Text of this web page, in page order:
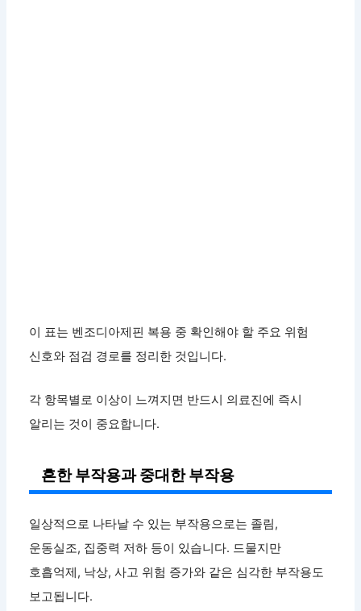
이 표는 벤조디아제핀 복용 중 확인해야 할 주요 위험
신호와 점검 경로를 정리한 것입니다.
각 항목별로 이상이 느껴지면 반드시 의료진에 즉시
알리는 것이 중요합니다.
흔한 부작용과 중대한 부작용
일상적으로 나타날 수 있는 부작용으로는 졸림,
운동실조, 집중력 저하 등이 있습니다. 드물지만
호흡억제, 낙상, 사고 위험 증가와 같은 심각한 부작용도
보고됩니다.